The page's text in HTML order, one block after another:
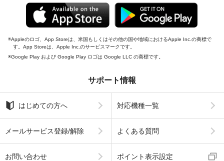
Appleのロゴ、App Storeは、米国もしくはその他の国や地域におけるApple Inc.の商標で
す。App Storeは、Apple Inc.のサービスマークです。
Google Play および Google Play ロゴは Google LLC の商標です。
サポート情報
はじめての方へ 対応機種一覧
メールサービス登録/解除 よくある質問
お問い合わせ ポイント表示設定